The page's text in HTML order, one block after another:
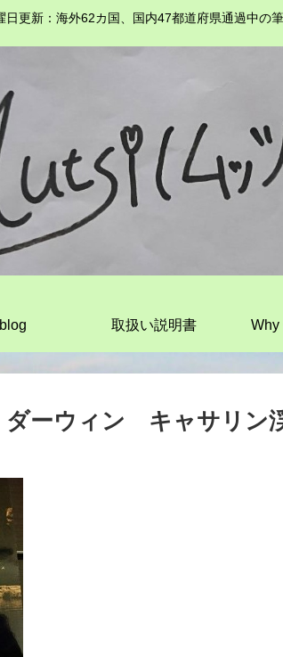
日更新：海外62カ国、国内47都道府県通過中の
取扱い説明書 Why
ダーウィン キャサリ